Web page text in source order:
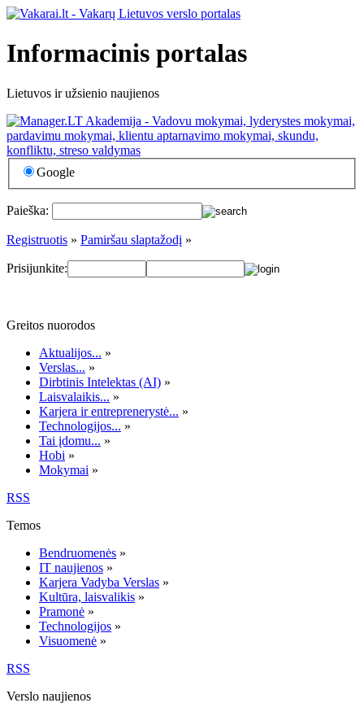
Informacinis portalas
Lietuvos ir užsienio naujienos
Google
Paieška:
Registruotis » Pamiršau slaptažodį »
Prisijunkite:
Greitos nuorodos
Aktualijos... »
Verslas... »
Dirbtinis Intelektas (AI) »
Laisvalaikis... »
Karjera ir entreprenerystė... »
Technologijos... »
Tai įdomu... »
Hobi »
Mokymai »
RSS
Temos
Bendruomenės »
IT naujienos »
Karjera Vadyba Verslas »
Kultūra, laisvalikis »
Pramonė »
Technologijos »
Visuomenė »
RSS
Verslo naujienos